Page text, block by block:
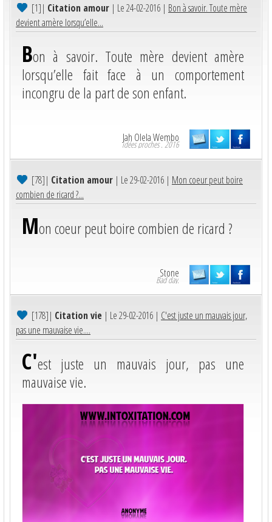
[1]| Citation amour | Le 24-02-2016 | Bon à savoir. Toute mère
devient amère lorsqu’elle...
Bon à savoir. Toute mère devient amère
lorsqu’elle fait face à un comportement
incongru de la part de son enfant.
Jah Olela Wembo
idées proches . 2016
[78]| Citation amour | Le 29-02-2016 | Mon coeur peut boire
combien de ricard ?...
Mon coeur peut boire combien de ricard ?
Stone
Bad day.
[178]| Citation vie | Le 29-02-2016 | C'est juste un mauvais jour,
pas une mauvaise vie....
C'est juste un mauvais jour, pas une
mauvaise vie.